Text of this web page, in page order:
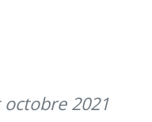
au profit de
en juin
octobre 2021